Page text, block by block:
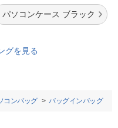
パソコンケース ブラック
グを見る
コンバッグ バッグインバッグ